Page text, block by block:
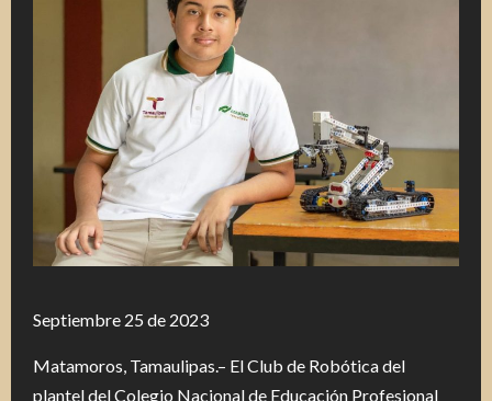
Septiembre 25 de 2023
Matamoros, Tamaulipas.– El Club de Robótica del
plantel del Colegio Nacional de Educación Profesional